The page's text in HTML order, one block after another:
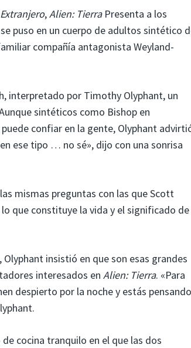
Extranjero,Alien: TierraPresenta a los
puso en un cuerpo de adultos sintético
compañía antagonista Weyland-
interpretado por Timothy Olyphant, un
sintéticos como Bishop en
confiar en la gente, Olyphant
ese tipo … no sé», dijo con una sonrisa
mismas preguntas con las que Scott
que constituye la vida y el significado de
insistió en que son esas grandes
interesados en Alien: Tierra. «Para
despierto por la noche y estás pensando
cocina tranquilo en el que las dos